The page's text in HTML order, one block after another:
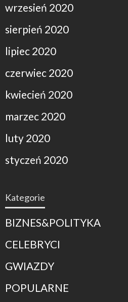
wrzesień 2020
sierpień 2020
lipiec 2020
czerwiec 2020
kwiecień 2020
marzec 2020
luty 2020
styczeń 2020
Kategorie
BIZNES&POLITYKA
CELEBRYCI
GWIAZDY
POPULARNE